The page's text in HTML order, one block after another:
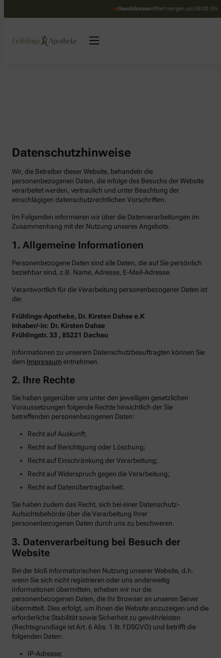
Geschlossenöffnet morgen um 08:00 Uhr
Datenschutzhinweise
Wir, die Betreiber dieser Website, behandeln die
personenbezogenen Daten, die infolge des Besuchs der Website
verarbeitet werden, vertraulich und unter Beachtung der
einschlägigen datenschutzrechtlichen Vorschriften.
Im Folgenden informieren wir über die Datenverarbeitungen im
Zusammenhang mit der Nutzung unseres Angebots.
1. Allgemeine Informationen
Personenbezogene Daten sind alle Daten, die auf Sie persönlich
beziehbar sind, z.B. Name, Adresse, E-Mail-Adresse.
Verantwortlich für die Verarbeitung personenbezogener Daten ist
die:
Frühlings-Apotheke, Dr. Kirsten Dahse e.K
Inhaber/-in: Dr. Kirsten Dahse
Frühlingstr. 33 , 85221 Dachau
Informationen zu unserem Datenschutzbeauftragten können Sie
dem Impressum entnehmen.
2. Ihre Rechte
Sie haben gegenüber uns unter den jeweiligen gesetzlichen
Voraussetzungen folgende Rechte hinsichtlich der Sie
betreffenden personenbezogenen Daten:
Recht auf Auskunft;
Recht auf Berichtigung oder Löschung;
Recht auf Einschränkung der Verarbeitung;
Recht auf Widerspruch gegen die Verarbeitung;
Recht auf Datenübertragbarkeit.
Sie haben zudem das Recht, sich bei einer Datenschutz-
Aufsichtsbehörde über die Verarbeitung Ihrer
personenbezogenen Daten durch uns zu beschweren.
3. Datenverarbeitung bei Besuch der
Website
Bei der bloß informatorischen Nutzung unserer Website, d.h.
wenn Sie sich nicht registrieren oder uns anderweitig
Informationen übermitteln, erheben wir nur die
personenbezogenen Daten, die Ihr Browser an unseren Server
übermittelt. Dies erfolgt, um Ihnen die Website anzuzeigen und die
erforderliche Stabilität sowie Sicherheit zu gewährleisten
(Rechtsgrundlage ist Art. 6 Abs. 1 lit. f DSGVO) und betrifft die
folgenden Daten:
IP-Adresse;